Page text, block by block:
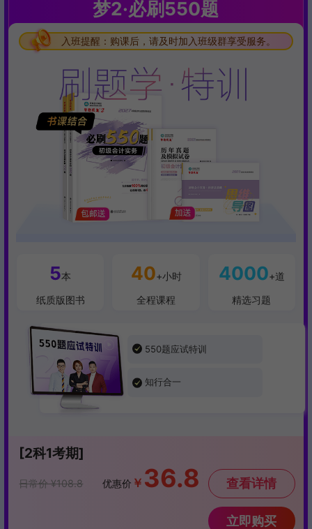
梦2·必刷550题
入班提醒：购课后，请及时加入班级群享受服务。
入班提醒：购课后，请及时加入班级群享受服务。
5本
纸质版图书
40+小时
全程课程
4000+道
精选习题
550题应试特训
知行合一
[2科1考期]
日常价 ¥108.8 优惠价 ￥ 36.8 查看详情
立即购买